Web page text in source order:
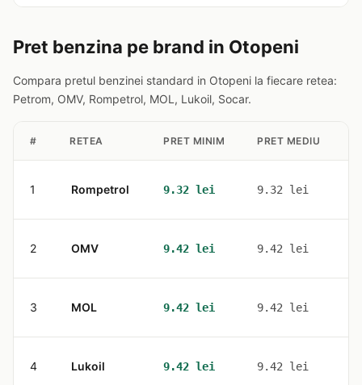
Pret benzina pe brand in Otopeni
Compara pretul benzinei standard in Otopeni la fiecare retea:
Petrom, OMV, Rompetrol, MOL, Lukoil, Socar.
# RETEA PRET MINIM PRET MEDIU
1 Rompetrol 9.32 lei 9.32 lei
2 OMV 9.42 lei 9.42 lei
3 MOL 9.42 lei 9.42 lei
4 Lukoil 9.42 lei 9.42 lei